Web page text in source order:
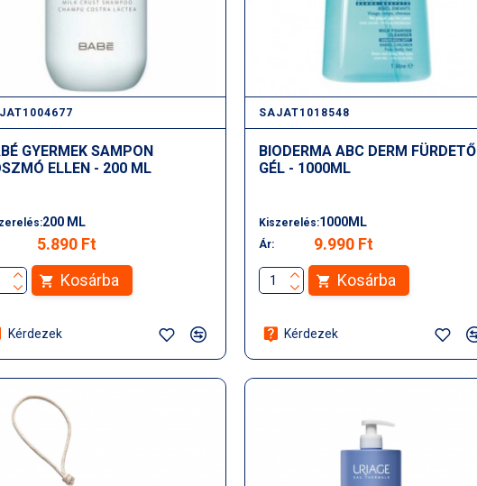
GYERMEK SAMPON
ELLEN - 200 ML
200 ML
5.890 Ft
Kosárba
Kérdezek
SAJAT1018548
BIODERMA ABC DERM FÜRDETŐ
GÉL - 1000ML
Kiszerelés:1000ML
Ár:
9.990 Ft
Kosárba
Kérdezek